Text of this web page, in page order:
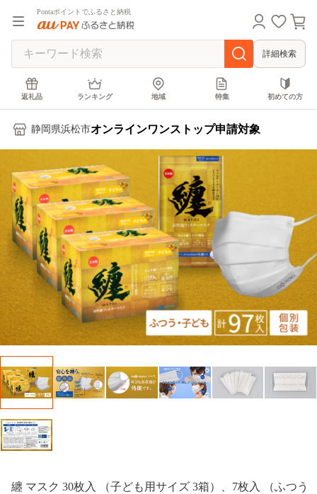
Pontaポイントでふるさと納税
詳細検索
返礼品 ランキング 地域 特集 初めての方
静岡県浜松市オンラインワンストップ申請対象
纏 マスク 30枚入 （子ども用サイズ 3箱）、7枚入 （ふつう